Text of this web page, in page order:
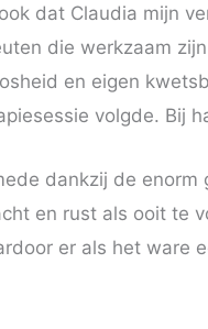
dat Claudia mijn
die werkzaam
en eigen
volgde. Bij
dankzij de
en rust als ooit te
er als het ware